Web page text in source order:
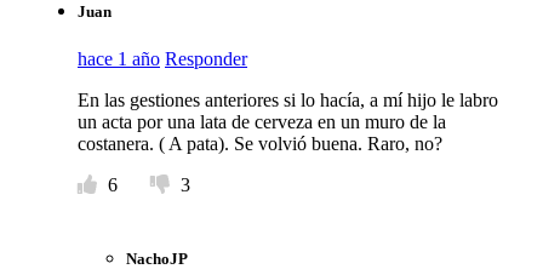
Juan
hace 1 año Responder
En las gestiones anteriores si lo hacía, a mí hijo le labro
un acta por una lata de cerveza en un muro de la
costanera. ( A pata). Se volvió buena. Raro, no?
6
3
NachoJP